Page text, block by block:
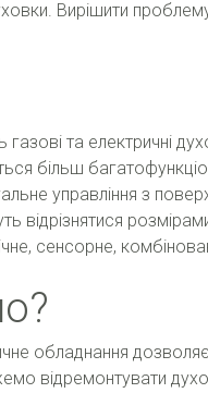
Вирішити
та електричні
більш
управління з
сенсорне,
обладнання
відремонтувати